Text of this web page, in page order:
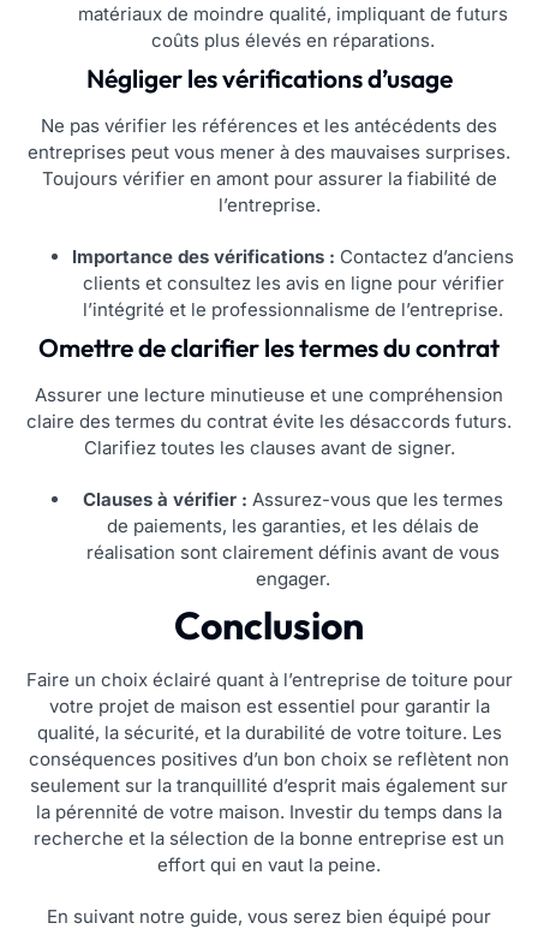
matériaux de moindre qualité, impliquant de futurs
coûts plus élevés en réparations.
Négliger les vérifications d’usage
Ne pas vérifier les références et les antécédents des
entreprises peut vous mener à des mauvaises surprises.
Toujours vérifier en amont pour assurer la fiabilité de
l’entreprise.
Importance des vérifications : Contactez d’anciens
clients et consultez les avis en ligne pour vérifier
l’intégrité et le professionnalisme de l’entreprise.
Omettre de clarifier les termes du contrat
Assurer une lecture minutieuse et une compréhension
claire des termes du contrat évite les désaccords futurs.
Clarifiez toutes les clauses avant de signer.
Clauses à vérifier : Assurez-vous que les termes
de paiements, les garanties, et les délais de
réalisation sont clairement définis avant de vous
engager.
Conclusion
Faire un choix éclairé quant à l’entreprise de toiture pour
votre projet de maison est essentiel pour garantir la
qualité, la sécurité, et la durabilité de votre toiture. Les
conséquences positives d’un bon choix se reflètent non
seulement sur la tranquillité d’esprit mais également sur
la pérennité de votre maison. Investir du temps dans la
recherche et la sélection de la bonne entreprise est un
effort qui en vaut la peine.
En suivant notre guide, vous serez bien équipé pour